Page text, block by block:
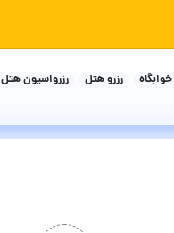
خوابگاه رزرو هتل رزرواسیون هتل